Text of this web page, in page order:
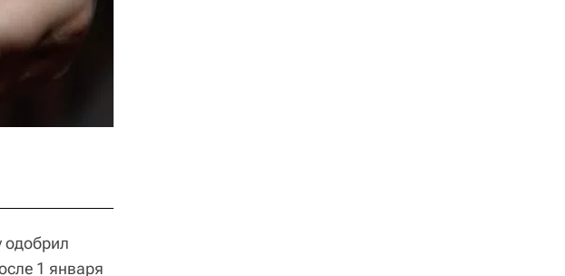
одобрил
1 января